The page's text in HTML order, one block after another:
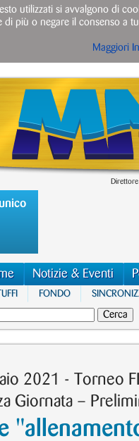
Notizie & Eventi
FONDO
2021 - Torneo
Giornata –
utilizzati si avvalgono di
di più o negare il consenso a
Maggiori